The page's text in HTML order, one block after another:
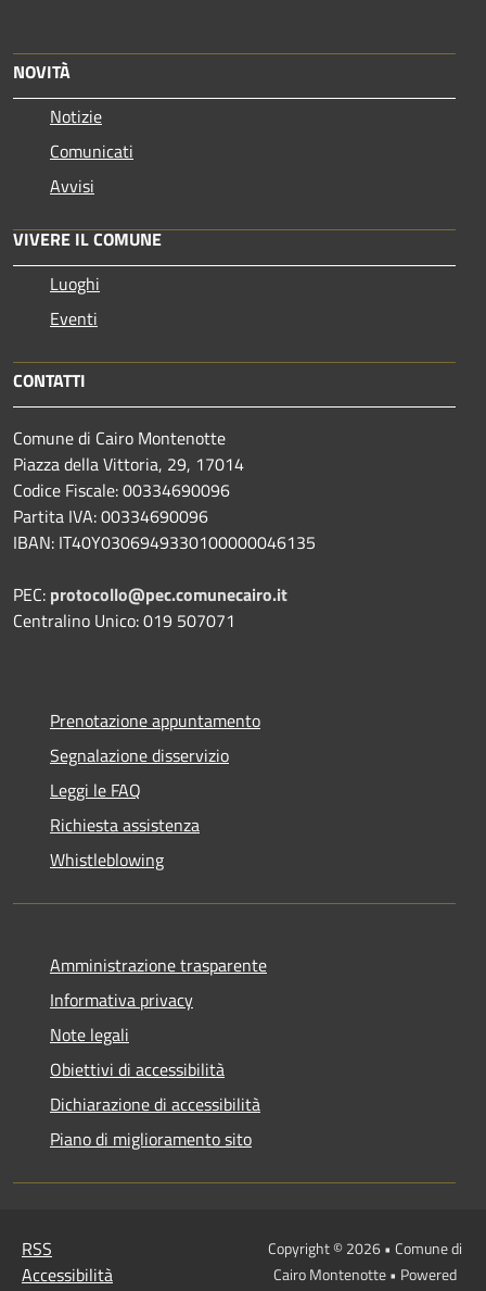
NOVITÀ
Notizie
Comunicati
Avvisi
VIVERE IL COMUNE
Luoghi
Eventi
CONTATTI
Comune di Cairo Montenotte
Piazza della Vittoria, 29, 17014
Codice Fiscale: 00334690096
Partita IVA: 00334690096
IBAN: IT40Y0306949330100000046135
PEC: protocollo@pec.comunecairo.it
Centralino Unico: 019 507071
Prenotazione appuntamento
Segnalazione disservizio
Leggi le FAQ
Richiesta assistenza
Whistleblowing
Amministrazione trasparente
Informativa privacy
Note legali
Obiettivi di accessibilità
Dichiarazione di accessibilità
Piano di miglioramento sito
RSS
Accessibilità
Copyright © 2026 • Comune di
Cairo Montenotte • Powered